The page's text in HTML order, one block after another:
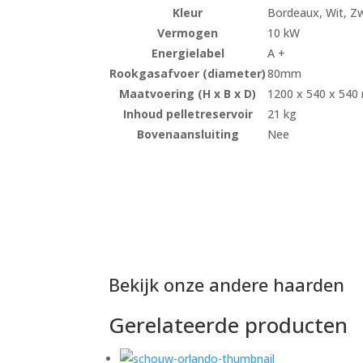
Kleur
Bordeaux, Wit,
Vermogen
10 kW
Energielabel
A +
Rookgasafvoer (diameter)80mm
Maatvoering (H x B x D)
1200 x 540 x 540
Inhoud pelletreservoir
21 kg
Bovenaansluiting
Nee
Bekijk onze andere haarden
Gerelateerde producten